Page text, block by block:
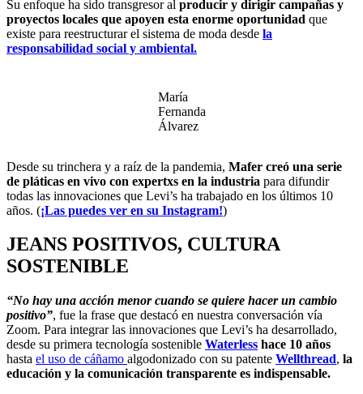
Su enfoque ha sido transgresor al producir y dirigir campañas y
proyectos locales que apoyen esta enorme oportunidad que
existe para reestructurar el sistema de moda desde la
responsabilidad social y ambiental.
María
Fernanda
Álvarez
Desde su trinchera y a raíz de la pandemia, Mafer creó una serie
de pláticas en vivo con expertxs en la industria para difundir
todas las innovaciones que Levi’s ha trabajado en los últimos 10
años. (¡Las puedes ver en su Instagram!)
JEANS POSITIVOS, CULTURA
SOSTENIBLE
“No hay una acción menor cuando se quiere hacer un cambio
positivo”, fue la frase que destacó en nuestra conversación vía
Zoom. Para integrar las innovaciones que Levi’s ha desarrollado,
desde su primera tecnología sostenible Waterless hace 10 años
hasta el uso de cáñamo algodonizado con su patente Wellthread, la
educación y la comunicación transparente es indispensable.